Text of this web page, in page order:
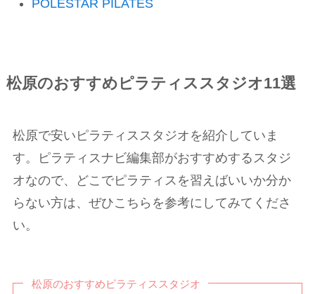
POLESTAR PILATES
松原のおすすめピラティススタジオ11選
松原で安いピラティススタジオを紹介していま
す。ピラティスナビ編集部がおすすめするスタジ
オなので、どこでピラティスを習えばいいか分か
らない方は、ぜひこちらを参考にしてみてくださ
い。
松原のおすすめピラティススタジオ